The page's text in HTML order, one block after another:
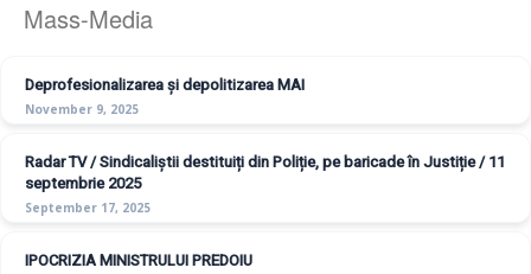
Mass-Media
Deprofesionalizarea și depolitizarea MAI
November 9, 2025
Radar TV / Sindicaliștii destituiți din Poliție, pe baricade în Justiție / 11
septembrie 2025
September 17, 2025
IPOCRIZIA MINISTRULUI PREDOIU